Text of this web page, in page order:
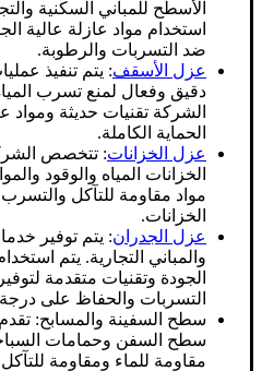
الأسطح للمباني السكنية
استخدام مواد عازلة عالية
ضد التسربات والرطوبة.
عزل الأسقف: يتم تنفيذ
دقيق وفعال لمنع تسرب
الشركة تقنيات حديثة ومواد
الحماية الكاملة.
عزل الخزانات: تتخصص
الخزانات المياه والوقود
مواد مقاومة للتآكل
الخزانات.
عزل الجدران: يتم توفير
والمباني التجارية. يتم
الجودة وتقنيات متقدمة
التسربات والحفاظ على
سطح السفينة والمسابح:
سطح السفن وحمامات
مقاومة للماء ومقاومة